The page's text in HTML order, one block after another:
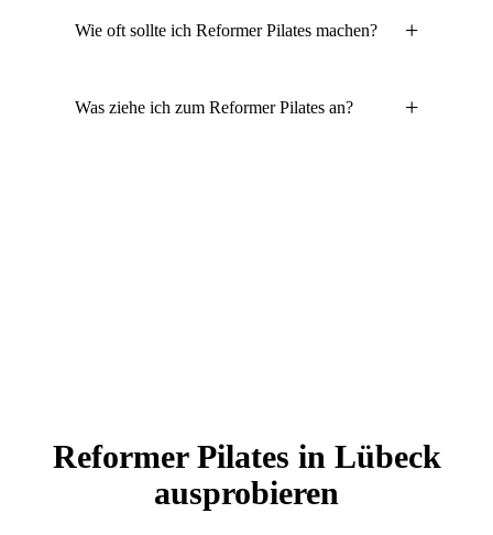
Wie oft sollte ich Reformer Pilates machen? +
Was ziehe ich zum Reformer Pilates an? +
Reformer Pilates in Lübeck
ausprobieren